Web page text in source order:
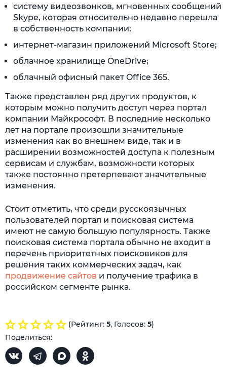
систему видеозвонков, мгновенных сообщений
Skype, которая относительно недавно перешла
в собственность компании;
интернет-магазин приложений Microsoft Store;
облачное хранилище OneDrive;
облачный офисный пакет Office 365.
Также представлен ряд других продуктов, к
которым можно получить доступ через портал
компании Майкрософт. В последние несколько
лет на портале произошли значительные
изменения как во внешнем виде, так и в
расширении возможностей доступа к полезным
сервисам и службам, возможности которых
также постоянно претерпевают значительные
изменения.
Стоит отметить, что среди русскоязычных
пользователей портал и поисковая система
имеют не самую большую популярность. Также
поисковая система портала обычно не входит в
перечень приоритетных поисковиков для
решения таких коммерческих задач, как
продвижение сайтов и получение трафика в
российском сегменте рынка.
(Рейтинг: 5, Голосов: 5)
Поделиться: